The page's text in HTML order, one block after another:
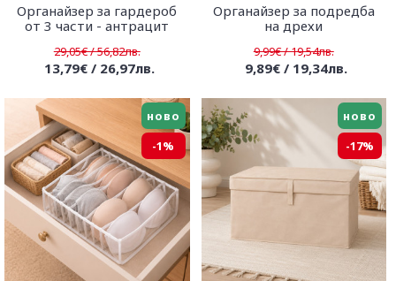
Органайзер за гардероб
от 3 части - антрацит
29,05€ / 56,82лв.
13,79€ / 26,97лв.
Органайзер за подредба
на дрехи
9,99€ / 19,54лв.
9,89€ / 19,34лв.
ново
-1%
ново
-17%